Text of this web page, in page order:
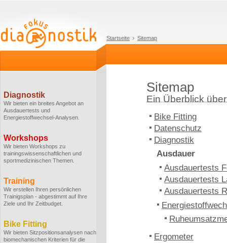
Startseite Sitemap
Diagnostik
Wir bieten ein breites Angebot an
Ausdauertests und
Energiestoffwechsel-Analysen.
Workshops
Wir bieten Workshops zu
trainingswissenschaftlichen und
sportmedizinischen Themen.
Training
Wir erstellen Ihren persönlichen
Trainigsplan - abgestimmt auf Ihre
Ziele und Ihr Zeitbudget.
Bike Fitting
Wir bieten Sitzpositionsanalysen nach
biomechanischen Kriterien für die
Sitemap
Ein Überblick
Bike Fitting
Datenschutz
Diagnostik
Ausdauer
Ausdauertests
Ausdauertests
Ausdauertests
Ergometer